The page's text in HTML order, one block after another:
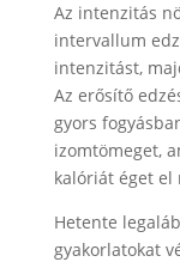
Az intenzitás
intervallum
intenzitást,
Az erősítő
gyors
izomtömeget,
kalóriát éget
Hetente
gyakorlatokat